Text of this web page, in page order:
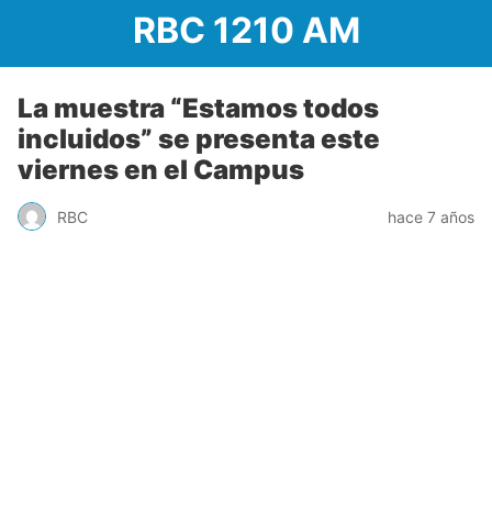
RBC 1210 AM
La muestra “Estamos todos
incluidos” se presenta este
viernes en el Campus
RBC hace 7 años